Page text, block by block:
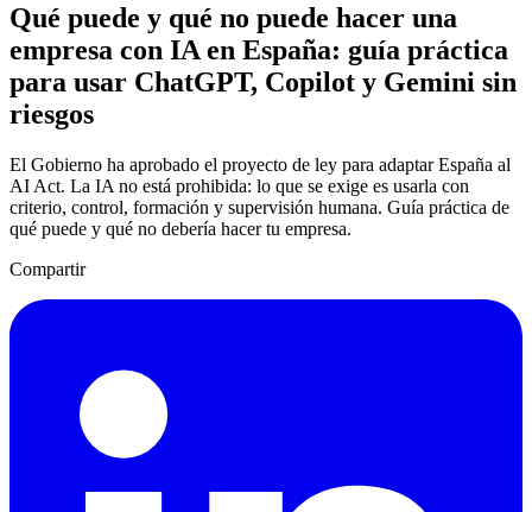
Qué puede y qué no puede hacer una
empresa con IA en España: guía práctica
para usar ChatGPT, Copilot y Gemini sin
riesgos
El Gobierno ha aprobado el proyecto de ley para adaptar España al
AI Act. La IA no está prohibida: lo que se exige es usarla con
criterio, control, formación y supervisión humana. Guía práctica de
qué puede y qué no debería hacer tu empresa.
Compartir